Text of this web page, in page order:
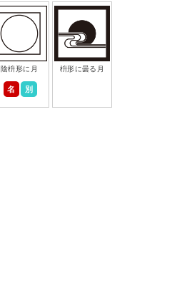
陰枡形に月
名 別
枡形に曇る月